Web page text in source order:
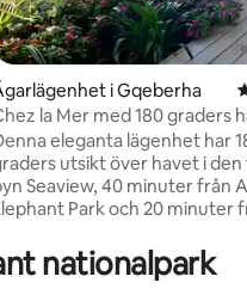
betyg, 111
i Gqeberha
la Mer med 180 graders
eleganta lägenhet har
utsikt över havet i
Seaview, 40 minuter från
Park och 20 minuter
kök, fiber WiFi,
pool. Lounge & 1 sovrum har
nationalpark